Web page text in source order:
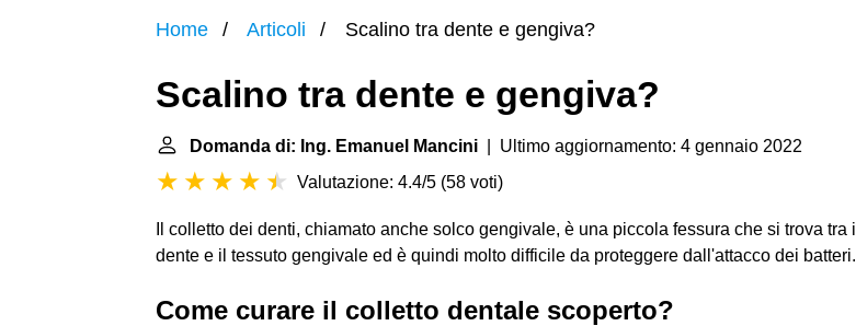
Home Articoli Scalino tra dente e gengiva?
Scalino tra dente e gengiva?
Domanda di: Ing. Emanuel Mancini | Ultimo aggiornamento: 4 gennaio 2022
Valutazione: 4.4/5 (58 voti)
Il colletto dei denti, chiamato anche solco gengivale, è una piccola fessura che si trova tra il
dente e il tessuto gengivale ed è quindi molto difficile da proteggere dall'attacco dei batteri.
Come curare il colletto dentale scoperto?